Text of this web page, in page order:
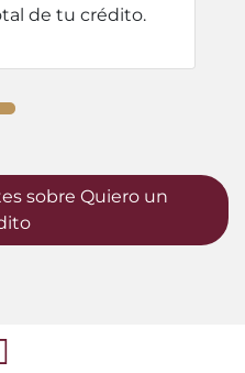
de tu crédito.
sobre Quiero un